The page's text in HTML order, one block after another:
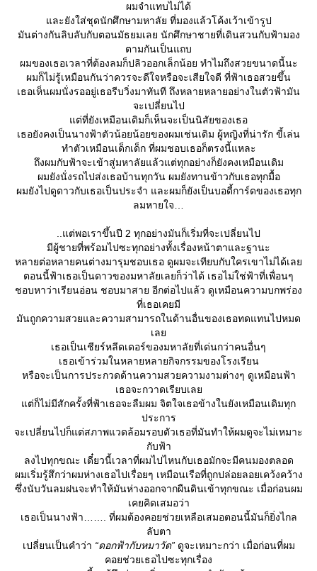
ผมจำแทบไม่ได้
ละยังใส่ชุดนักศึกษามหาลัย ที่มองแล้วโค้งเว้าเข้ารูป
มันต่างกันลิบลับกับตอนมัธยมเลย นักศึกษาชายที่เดินสวนกับฟ้ามอง
ตามกันเป็นแถบ
ผมของเธอเวลาที่ต้องลมก็ปลิวออกเล็กน้อย ทำไมถึงสวยขนาดนี้นะ
ผมก็ไม่รู้เหมือนกันว่าควรจะดีใจหรือจะเสียใจดี ที่ฟ้าเธอสวยขึ้น
เธอเห็นผมนั่งรออยู่เธอรีบวิ่งมาทันที ถึงหลายหลายอย่างในตัวฟ้ามัน
จะเปลี่ยนไป
ต่ที่ยังเหมือนเดิมก็เห็นจะเป็นนิสัยของเธอ
เธอยังคงเป็นนางฟ้าตัวน้อยน้อยของผมเช่นเดิม ผู้หญิงที่น่ารัก ขี้เล่น
ทำตัวเหมือนเด็กเด็ก ที่ผมชอบเธอก็ตรงนี้แหละ
ถึงผมกับฟ้าจะเข้าสู่มหาลัยแล้วแต่ทุกอย่างก็ยังคงเหมือนเดิม
ผมยังนั่งรถไปส่งเธอบ้านทุกวัน ผมยังทานข้าวกับเธอทุกมื้อ
ผมยังไปดูดาวกับเธอเป็นประจำ และผมก็ยังเป็นบอดี้การ์ดของเธอทุก
ลมหายใจ
..แต่พอเราขึ้นปี 2 ทุกอย่างมันก็เริ่มที่จะเปลี่ยนไป
มีผู้ชายที่พร้อมไปซะทุกอย่างทั้งเรื่องหน้าตาและฐานะ
หลายต่อหลายคนต่างมารุมชอบเธอ ดูผมจะเทียบกับใครเขาไม่ได้เล
ตอนนี้ฟ้าเธอเป็นดาวของมหาลัยเลยก็ว่าได้ เธอไม่ใช่ฟ้าที่เพื่อนๆ
ชอบหาว่าเรียนอ่อน ชอบมาสาย อีกต่อไปแล้ว ดูเหมือนความบกพร่อง
ที่เธอเคยมี
มันถูกความสวยและความสามารถในด้านอื่นของเธอทดแทนไปหมด
เล
เธอเป็นเชียร์หลีดเดอร์ของมหาลัยที่เด่นกว่าคนอื่นๆ
เธอเข้าร่วมในหลายหลายกิจกรรมของโรงเรียน
หรือจะเป็นการประกวดด้านความสวยความงามต่างๆ ดูเหมือนฟ้า
เธอจะกวาดเรียบเล
ต่ก็ไม่มีสักครั้งที่ฟ้าเธอจะลืมผม จิตใจเธอข้างในยังเหมือนเดิมทุก
ประการ
จะเปลี่ยนไปก็แต่สภาพแวดล้อมรอบตัวเธอที่มันทำให้ผมดูจะไม่เหมาะ
กับฟ้า
ลงไปทุกขณะ เดี๋ยวนี้เวลาที่ผมไปไหนกับเธอมักจะมีคนมองตลอด
ผมเริ่มรู้สึกว่าผมห่างเธอไปเรื่อยๆ เหมือนเรือที่ถูกปล่อยลอยเคว้งคว้าง
ซึ่งนับวันลมฝนจะทำให้มันห่างออกจากผืนดินเข้าทุกขณะ เมื่อก่อนผม
เคยคิดเสมอว่า
เธอเป็นนางฟ้า……. ที่ผมต้องคอยช่วยเหลือเสมอตอนนี้มันก็ยิ่งไกล
ลับตา
เปลี่ยนเป็นคำว่า “ดอกฟ้ากับหมาวัด”ดูจะเหมาะกว่า เมื่อก่อนที่ผม
คอยช่วยเธอไปซะทุกเรื่อง